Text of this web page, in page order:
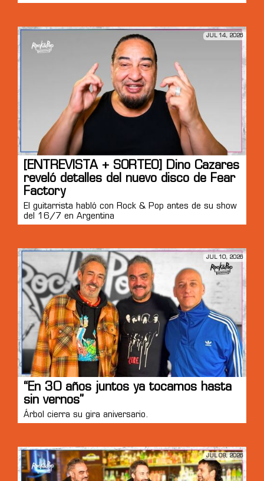
JUL 14, 2026
[ENTREVISTA + SORTEO] Dino Cazares
reveló detalles del nuevo disco de Fear
Factory
El guitarrista habló con Rock & Pop antes de su show
del 16/7 en Argentina
JUL 10, 2026
“En 30 años juntos ya tocamos hasta
sin vernos”
Árbol cierra su gira aniversario.
JUL 08, 2026